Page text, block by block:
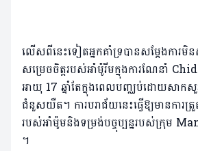
លើសពីនេះទៀតអ្នកគាំទ្របានសម្តែងការមិ
សម្រេចចិត្តរបស់អាំម៉ូរីមក្នុងការណែនាំ
អាយុ 17 ឆ្នាំតែក្នុងពេលបញ្ឈប់ដោយសាកសួ
ជំនួសយឺត។ ការបរាជ័យនេះធ្វើឱ្យមានការត្
របស់អាំម៉ូមនិងទម្រង់បច្ចុប្បន្នរបស់ក្រុម
។